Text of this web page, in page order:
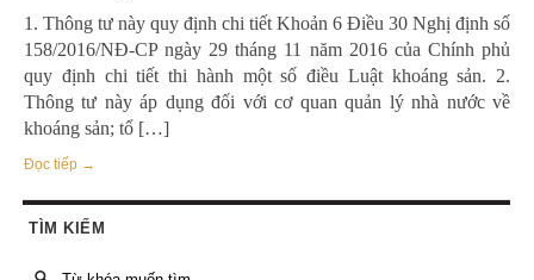
1. Thông tư này quy định chi tiết Khoản 6 Điều 30 Nghị định số
158/2016/NĐ-CP ngày 29 tháng 11 năm 2016 của Chính phủ
quy định chi tiết thi hành một số điều Luật khoáng sản. 2.
Thông tư này áp dụng đối với cơ quan quản lý nhà nước về
khoáng sản; tổ […]
Đọc tiếp →
TÌM KIẾM